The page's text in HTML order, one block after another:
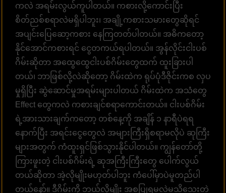
ကလဲ အရမ်းလွယ်ကူပါတယ်။ ကစားလို့ကောင်းပြီး
စိတ်ညစ်စရာလဲမရှိပါဘူး၊ အချို့ကစားသမားတွေဆိုရင်
အပျင်းပြေဆော့ကစား နေကြတတ်ပါတယ်။ အဓိကတော့
နိုင်အောင်ကစားရင် ငွေတကယ်ရပါတယ်။ အွန်လိုင်းငါးပစ်
ဂိမ်းဆိုတာ အထွေထွေငါးပစ်ဂိမ်းတွေထက် ထူးခြားပါ
တယ်၊ ဘာဖြစ်လို့လဲဆိုတော့ ဂိမ်းထဲက ရုပ်ပုံဒီဇိုင်းကစ လှပ
မှုရှိပြီး ဆွဲဆောင်မှုအရမ်းများပါတယ် ဂိမ်းထဲက အသံတွေ
Effect တွေကလဲ ကစားချင်စရာကောင်းတယ်။ ငါးပစ်ဂိမ်း
ရဲ့အားသားချက်ကတော့ တစ်နေ့ကို အချိန် ၁ နာရီပဲရရ
နောက်ပြီး အရင်းငွေတွေလဲ အများကြီးရှိစရာမလိုပဲ ဆုကြီး
များအတွက် ကံထူးရှင်ဖြစ်သွားနိုင်ပါတယ်။ ကျွန်တော်တို့
ကြားဖူးတဲ့ ငါးပစ်ဂိမ်းရဲ့ ဆုအကြီးကြီးတွေ ပေါက်လွယ်
တယ်ဆိုတာ အဲ့လိုမျိုးမဟုတ်ပါဘူး ကံပေါ်မှာပဲမူတည်ပါ
တယ်နော်။ ဒီဂိမ်းကို ဘယ်လိုမျိုး အစပြုရမလဲမသိသေးတဲ့